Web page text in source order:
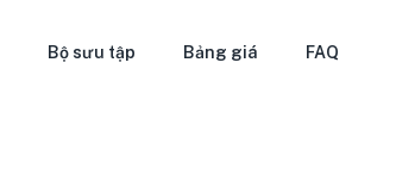
Bộ sưu tập Bảng giá FAQ